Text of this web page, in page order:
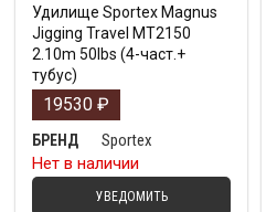
Удилище Sportex Magnus
Jigging Travel MT2150
2.10m 50lbs (4-част.+
тубус)
19530 ₽
БРЕНД
Sportex
Нет в наличии
УВЕДОМИТЬ